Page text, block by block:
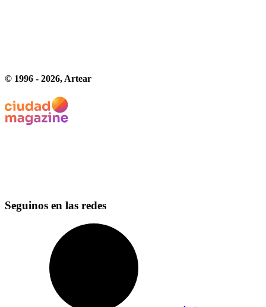
© 1996 - 2026, Artear
Seguinos en las redes